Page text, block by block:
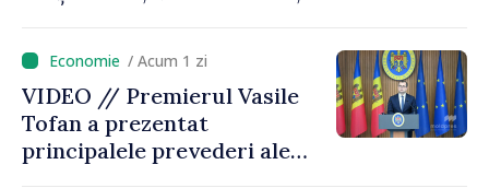
este estimată în scădere
/ Acum 1 zi
VIDEO // Premierul Vasile
Tofan a prezentat
principalele prevederi ale